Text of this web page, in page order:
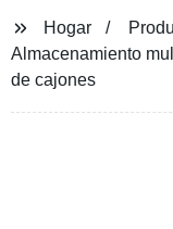
Hogar
Almacenamiento
de cajones